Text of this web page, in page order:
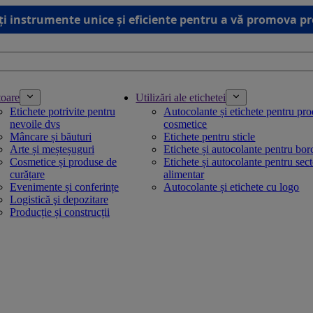
instrumente unice și eficiente pentru a vă promova
Etichete potrivite pentru
nevoile dvs
Mâncare și băuturi
Arte și meșteșuguri
Cosmetice și produse de
curățare
Evenimente și conferințe
Logistică şi depozitare
Producție și construcții
Utilizări ale etichetei
Autocolante și etichete pentru
cosmetice
Etichete pentru sticle
Etichete și autocolante pentru
Etichete și autocolante pentru
alimentar
Autocolante și etichete cu logo